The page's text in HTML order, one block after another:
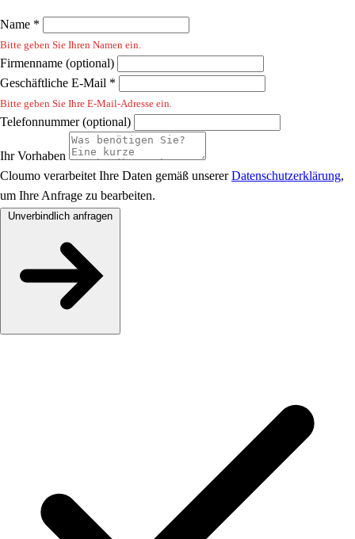
Name *
Bitte geben Sie Ihren Namen ein.
Firmenname (optional)
Geschäftliche E-Mail *
Bitte geben Sie Ihre E-Mail-Adresse ein.
Telefonnummer (optional)
Ihr Vorhaben
Cloumo verarbeitet Ihre Daten gemäß unsererDatenschutzerklärung,
um Ihre Anfrage zu bearbeiten.